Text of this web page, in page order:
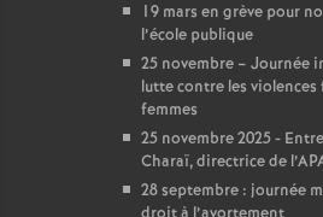
19 mars en grève pour
l’école publique
25 novembre – Journée
lutte contre les violences
femmes
25 novembre 2025 -
Charaï, directrice de
28 septembre : journée